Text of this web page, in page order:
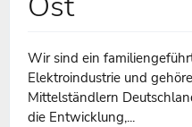
Wir sind ein
Elektroindustrie und
Mittelständlern
die Entwicklung,...